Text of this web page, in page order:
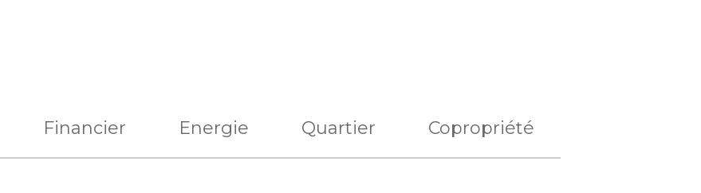
Financier Energie Quartier Copropriété